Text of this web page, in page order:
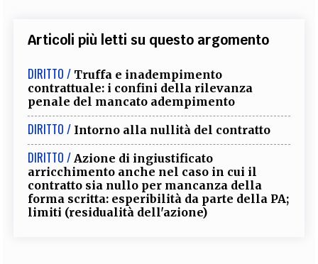
Articoli più letti su questo argomento
DIRITTO / Truffa e inadempimento
contrattuale: i confini della rilevanza
penale del mancato adempimento
DIRITTO / Intorno alla nullità del contratto
DIRITTO / Azione di ingiustificato
arricchimento anche nel caso in cui il
contratto sia nullo per mancanza della
forma scritta: esperibilità da parte della PA;
limiti (residualità dell'azione)